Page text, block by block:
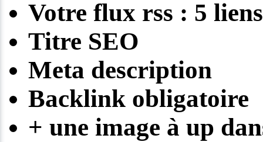
Votre flux rss : 5
Titre SEO
Meta description
Backlink obligatoire
+ une image à up